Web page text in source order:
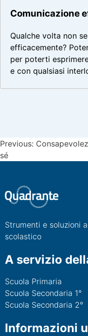
Comunicazione
Qualche volta non
efficacemente?
per poterti
e con qualsiasi
Navigazione
articoli
Previous:
sé
Strumenti e soluzioni
scolastico
A servizio
Scuola Primaria
Scuola Secondaria 1°
Scuola Secondaria 2°
Informazioni